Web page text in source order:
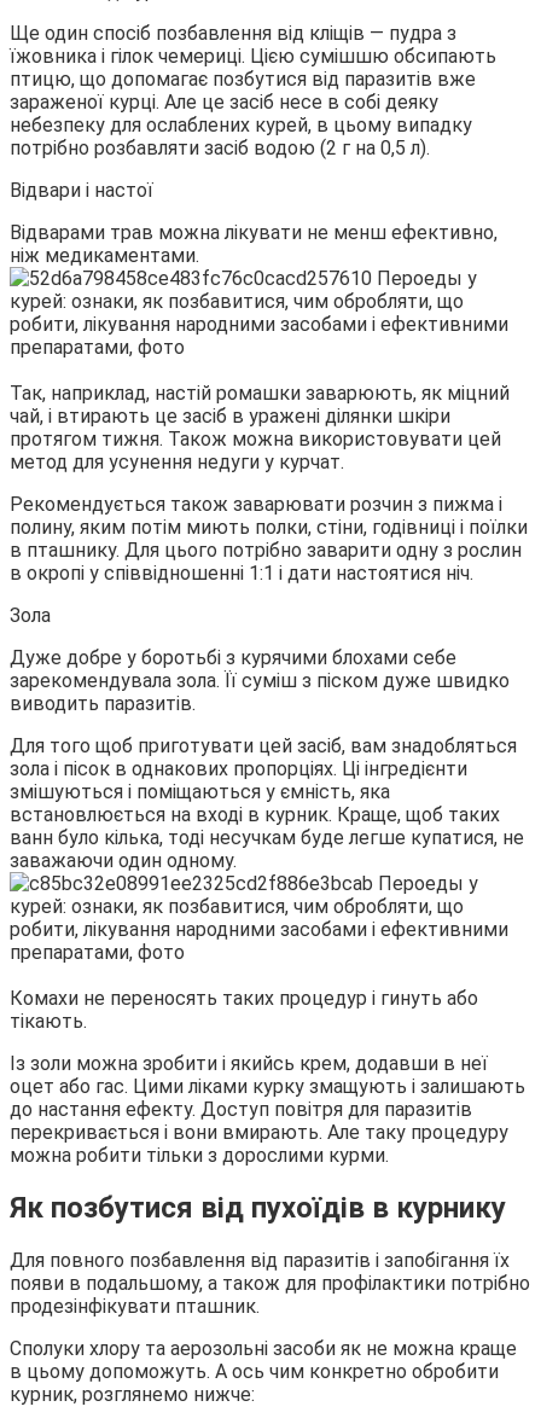
Ще один спосіб позбавлення від кліщів — пудра з
їжовника і гілок чемериці. Цією сумішшю обсипають
птицю, що допомагає позбутися від паразитів вже
зараженої курці. Але це засіб несе в собі деяку
небезпеку для ослаблених курей, в цьому випадку
потрібно розбавляти засіб водою (2 г на 0,5 л).
Відвари і настої
Відварами трав можна лікувати не менш ефективно,
ніж медикаментами.
Так, наприклад, настій ромашки заварюють, як міцний
чай, і втирають це засіб в уражені ділянки шкіри
протягом тижня. Також можна використовувати цей
метод для усунення недуги у курчат.
Рекомендується також заварювати розчин з пижма і
полину, яким потім миють полки, стіни, годівниці і поїлки
в пташнику. Для цього потрібно заварити одну з рослин
в окропі у співвідношенні 1:1 і дати настоятися ніч.
Зола
Дуже добре у боротьбі з курячими блохами себе
зарекомендувала зола. Її суміш з піском дуже швидко
виводить паразитів.
Для того щоб приготувати цей засіб, вам знадобляться
зола і пісок в однакових пропорціях. Ці інгредієнти
змішуються і поміщаються у ємність, яка
встановлюється на вході в курник. Краще, щоб таких
ванн було кілька, тоді несучкам буде легше купатися, не
заважаючи один одному.
Комахи не переносять таких процедур і гинуть або
тікають.
Із золи можна зробити і якийсь крем, додавши в неї
оцет або гас. Цими ліками курку змащують і залишають
до настання ефекту. Доступ повітря для паразитів
перекривається і вони вмирають. Але таку процедуру
можна робити тільки з дорослими курми.
Як позбутися від пухоїдів в курнику
Для повного позбавлення від паразитів і запобігання їх
появи в подальшому, а також для профілактики потрібно
продезінфікувати пташник.
Сполуки хлору та аерозольні засоби як не можна краще
в цьому допоможуть. А ось чим конкретно обробити
курник, розглянемо нижче: